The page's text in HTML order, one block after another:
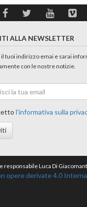
ALLA NEWSLETTER
tuoi indirizzo emai e sarai
con le nostre notizie.
l'informativa sulla
responsabile Luca Di
opere derivate 4.0